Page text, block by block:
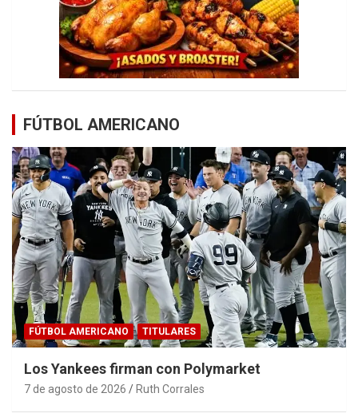
FÚTBOL AMERICANO
FÚTBOL AMERICANO TITULARES
Los Yankees firman con Polymarket
7 de agosto de 2026 Ruth Corrales